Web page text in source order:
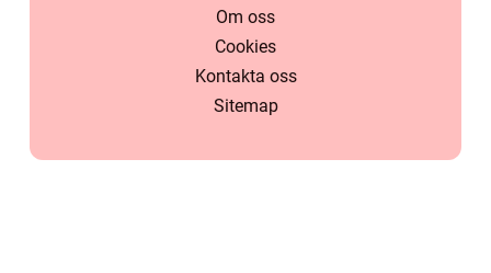
Om oss
Cookies
Kontakta oss
Sitemap